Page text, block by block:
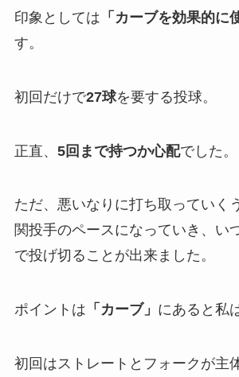
印象としては 「 カーブを効果的に
す。
初回だけで27球を要する投球。
正直、 5回まで持つか心配でした。
ただ、悪いなりに打ち取っていく
関投手のペースになっていき、い
で投げ切ることが出来ました。
ポイントは 「カーブ」 にあると私
初回はストレートとフォークが主